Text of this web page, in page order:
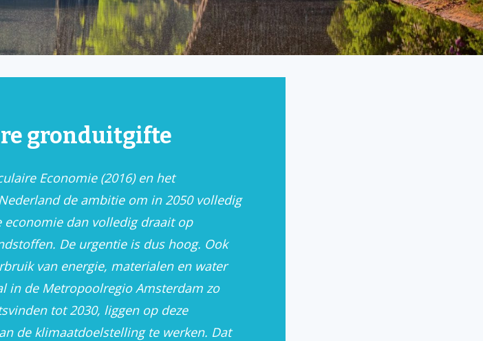
Pilot Ondersteuning bij MKI-toepassing in de regio
Interactieve menukaart hergebruik uit afval – voor gemeenten
gronduitgifte
Economie (2016) en het
de ambitie om in 2050 volledig
dan volledig draait op
De urgentie is dus hoog. Ook
van energie, materialen en water
in de Metropoolregio Amsterdam zo
tot 2030, liggen op deze
de klimaatdoelstelling te werken. Dat